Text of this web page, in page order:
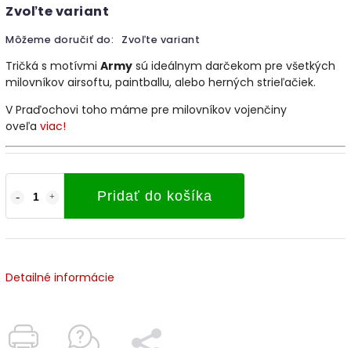
Zvoľte variant
Môžeme doručiť do: Zvoľte variant
Pridať do košíka
Tričká s motívmi Army sú ideálnym darčekom pre všetkých
milovníkov airsoftu, paintballu, alebo herných strieľačiek.
V Praďochovi toho máme pre milovníkov vojenčiny
oveľa viac!
Detailné informácie